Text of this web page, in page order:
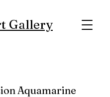
Gallery
Aquamarine